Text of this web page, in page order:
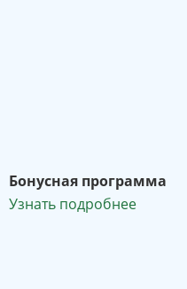
Бонусная программа
Узнать подробнее